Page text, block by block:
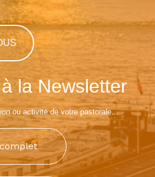
la Newsletter
ou activité de votre pastorale...